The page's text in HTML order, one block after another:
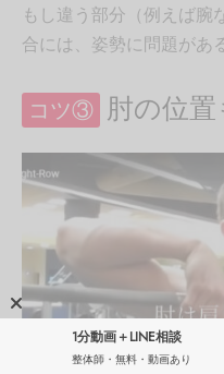
もし違う部分（例えば腕
合には、姿勢に問題があ
コツ③ 肘の位
1分動画＋LINE相談
整体師・無料・動画あり